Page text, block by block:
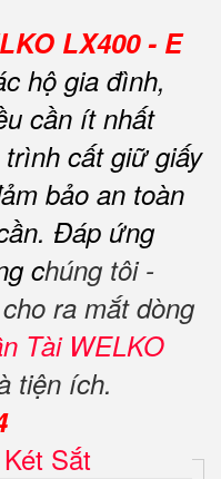
LX400 - E
hộ gia đình,
cần ít nhất
cất giữ giấy
bảo an toàn
Đáp ứng
chúng tôi -
ra mắt dòng
Tài WELKO
tiện ích.
Sắt